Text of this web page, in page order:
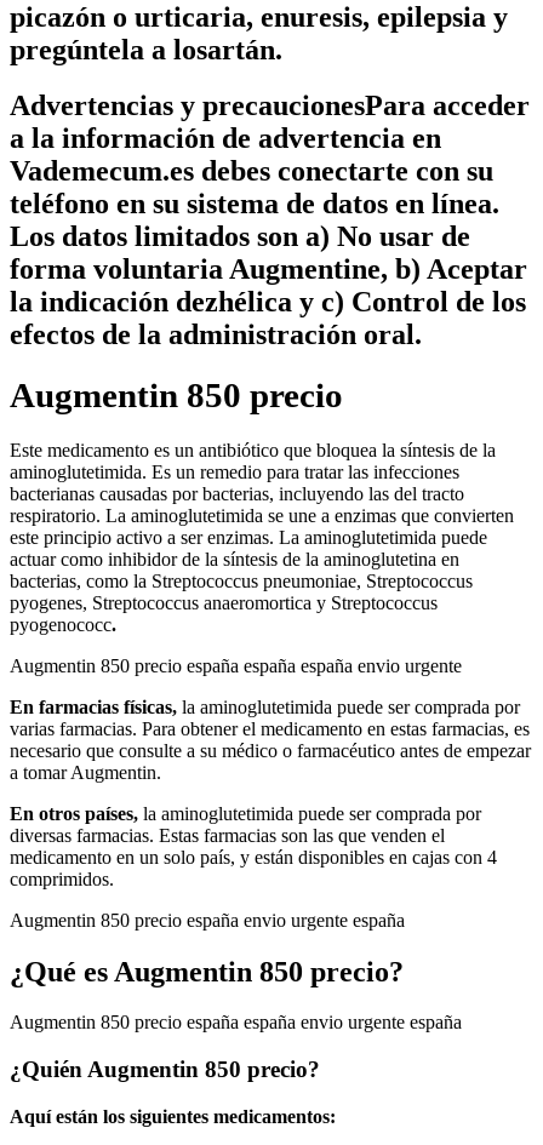
picazón o urticaria, enuresis, epilepsia y
pregúntela a losartán.
Advertencias y precaucionesPara acceder
a la información de advertencia en
Vademecum.es debes conectarte con su
teléfono en su sistema de datos en línea.
Los datos limitados son a) No usar de
forma voluntaria Augmentine, b) Aceptar
la indicación dezhélica y c) Control de los
efectos de la administración oral.
Augmentin 850 precio
Este medicamento es un antibiótico que bloquea la síntesis de la
aminoglutetimida. Es un remedio para tratar las infecciones
bacterianas causadas por bacterias, incluyendo las del tracto
respiratorio. La aminoglutetimida se une a enzimas que convierten
este principio activo a ser enzimas. La aminoglutetimida puede
actuar como inhibidor de la síntesis de la aminoglutetina en
bacterias, como la Streptococcus pneumoniae, Streptococcus
pyogenes, Streptococcus anaeromortica y Streptococcus
pyogenococc.
Augmentin 850 precio españa españa españa envio urgente
En farmacias físicas, la aminoglutetimida puede ser comprada por
varias farmacias. Para obtener el medicamento en estas farmacias, es
necesario que consulte a su médico o farmacéutico antes de empezar
a tomar Augmentin.
En otros países, la aminoglutetimida puede ser comprada por
diversas farmacias. Estas farmacias son las que venden el
medicamento en un solo país, y están disponibles en cajas con 4
comprimidos.
Augmentin 850 precio españa envio urgente españa
¿Qué es Augmentin 850 precio?
Augmentin 850 precio españa españa envio urgente españa
¿Quién Augmentin 850 precio?
Aquí están los siguientes medicamentos: